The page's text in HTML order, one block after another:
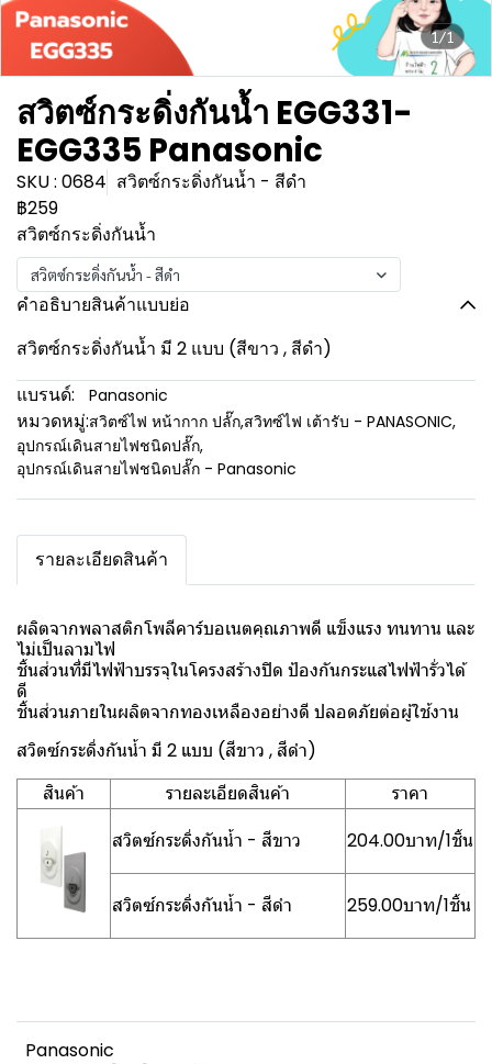
1/1
สวิตซ์กระดิ่งกันน้ำ EGG331-
EGG335 Panasonic
SKU : 0684 สวิตซ์กระดิ่งกันน้ำ - สีดำ
฿259
สวิตซ์กระดิ่งกันน้ำ
สวิตซ์กระดิ่งกันน้ำ - สีดำ
คำอธิบายสินค้าแบบย่อ
สวิตซ์กระดิ่งกันน้ำ มี 2 แบบ (สีขาว , สีดำ)
แบรนด์:
Panasonic
หมวดหมู่:สวิตซ์ไฟ หน้ากาก ปลั๊ก,สวิทซ์ไฟ เต้ารับ - PANASONIC,
อุปกรณ์เดินสายไฟชนิดปลั๊ก,
อุปกรณ์เดินสายไฟชนิดปลั๊ก - Panasonic
รายละเอียดสินค้า
ผลิตจากพลาสติกโพลีคาร์บอเนตคุณภาพดี แข็งแรง ทนทาน และ
ไม่เป็นลามไฟ
ชิ้นส่วนที่มีไฟฟ้าบรรจุในโครงสร้างปิด ป้องกันกระแสไฟฟ้ารั่วได้
ดี
ชิ้นส่วนภายในผลิตจากทองเหลืองอย่างดี ปลอดภัยต่อผู้ใช้งาน
สวิตซ์กระดิ่งกันน้ำ มี 2 แบบ (สีขาว , สีดำ)
สินค้า
รายละเอียดสินค้า
ราคา
สวิตซ์กระดิ่งกันน้ำ - สีขาว
204.00บาท/1ชิ้น
สวิตซ์กระดิ่งกันน้ำ - สีดำ 259.00บาท/1ชิ้น
Panasonic